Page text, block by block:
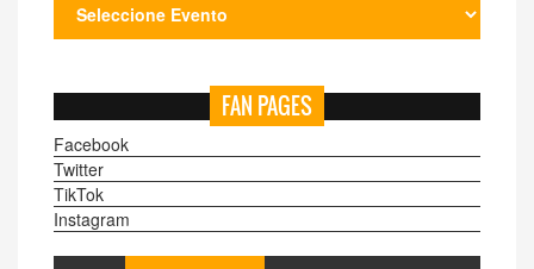
FAN PAGES
Facebook
Twitter
TikTok
Instagram